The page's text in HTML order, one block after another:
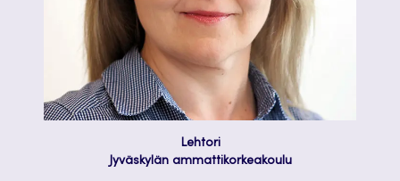
Lehtori
Jyväskylän ammattikorkeakoulu